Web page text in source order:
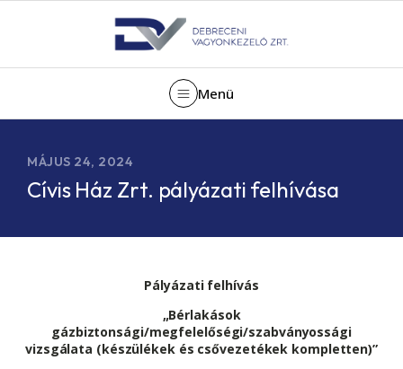
Menü
MÁJUS 24, 2024
Cívis Ház Zrt. pályázati felhívása
Pályázati felhívás
„Bérlakások
gázbiztonsági/megfelelőségi/szabványossági
vizsgálata (készülékek és csővezetékek kompletten)”